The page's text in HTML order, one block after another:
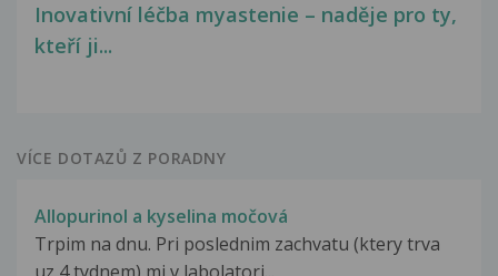
Inovativní léčba myastenie – naděje pro ty,
kteří ji...
VÍCE DOTAZŮ Z PORADNY
Allopurinol a kyselina močová
Trpim na dnu. Pri poslednim zachvatu (ktery trva